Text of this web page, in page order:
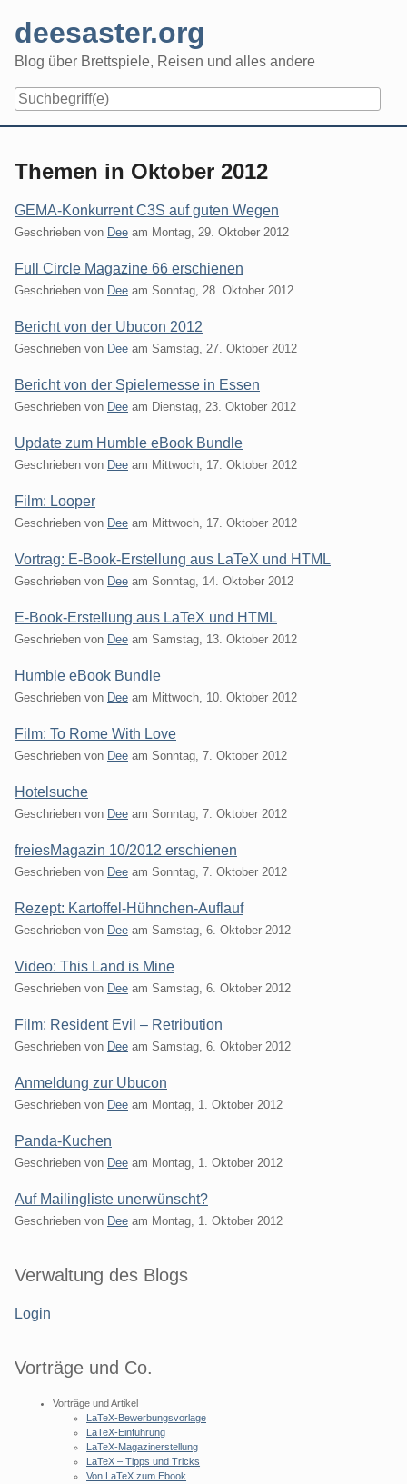
content
deesaster.org
Blog über Brettspiele, Reisen und alles andere
Themen in Oktober 2012
GEMA-Konkurrent C3S auf guten Wegen
Geschrieben von Dee am Montag, 29. Oktober 2012
Full Circle Magazine 66 erschienen
Geschrieben von Dee am Sonntag, 28. Oktober 2012
Bericht von der Ubucon 2012
Geschrieben von Dee am Samstag, 27. Oktober 2012
Bericht von der Spielemesse in Essen
Geschrieben von Dee am Dienstag, 23. Oktober 2012
Update zum Humble eBook Bundle
Geschrieben von Dee am Mittwoch, 17. Oktober 2012
Film: Looper
Geschrieben von Dee am Mittwoch, 17. Oktober 2012
Vortrag: E-Book-Erstellung aus LaTeX und HTML
Geschrieben von Dee am Sonntag, 14. Oktober 2012
E-Book-Erstellung aus LaTeX und HTML
Geschrieben von Dee am Samstag, 13. Oktober 2012
Humble eBook Bundle
Geschrieben von Dee am Mittwoch, 10. Oktober 2012
Film: To Rome With Love
Geschrieben von Dee am Sonntag, 7. Oktober 2012
Hotelsuche
Geschrieben von Dee am Sonntag, 7. Oktober 2012
freiesMagazin 10/2012 erschienen
Geschrieben von Dee am Sonntag, 7. Oktober 2012
Rezept: Kartoffel-Hühnchen-Auflauf
Geschrieben von Dee am Samstag, 6. Oktober 2012
Video: This Land is Mine
Geschrieben von Dee am Samstag, 6. Oktober 2012
Film: Resident Evil – Retribution
Geschrieben von Dee am Samstag, 6. Oktober 2012
Anmeldung zur Ubucon
Geschrieben von Dee am Montag, 1. Oktober 2012
Panda-Kuchen
Geschrieben von Dee am Montag, 1. Oktober 2012
Auf Mailingliste unerwünscht?
Geschrieben von Dee am Montag, 1. Oktober 2012
Seitenleiste
Verwaltung des Blogs
Login
Vorträge und Co.
Vorträge und Artikel
LaTeX-Bewerbungsvorlage
LaTeX-Einführung
LaTeX-Magazinerstellung
LaTeX – Tipps und Tricks
Von LaTeX zum Ebook